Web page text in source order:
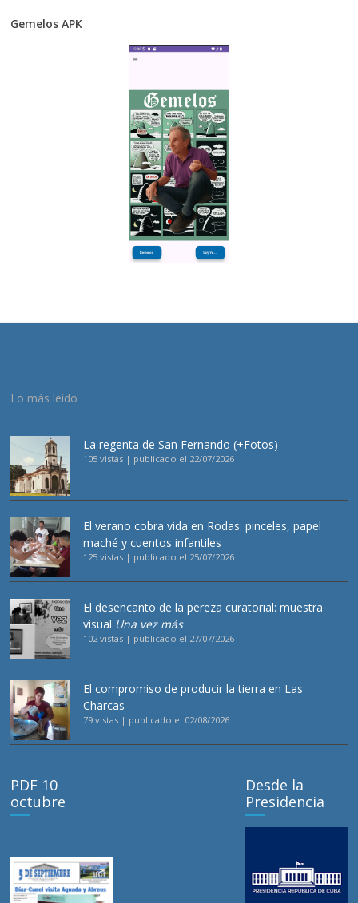
Gemelos APK
Lo más leído
La regenta de San Fernando (+Fotos)
105 vistas | publicado el 22/07/2026
El verano cobra vida en Rodas: pinceles, papel
maché y cuentos infantiles
125 vistas | publicado el 25/07/2026
El desencanto de la pereza curatorial: muestra
visual Una vez más
102 vistas | publicado el 27/07/2026
El compromiso de producir la tierra en Las
Charcas
79 vistas | publicado el 02/08/2026
PDF 10
octubre
Desde la
Presidencia